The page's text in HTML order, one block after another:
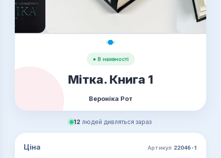
● В наявності
Мітка. Книга 1
Вероніка Рот
12 людей дивляться зараз
Ціна Артикул 22046-1